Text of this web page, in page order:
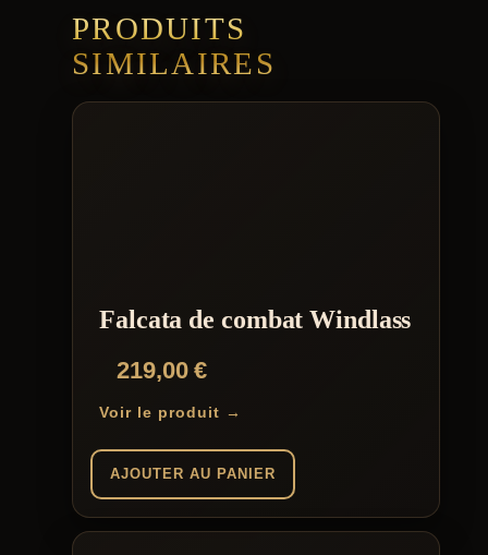
PRODUITS
SIMILAIRES
Falcata de combat Windlass
219,00€
Voir le produit →
AJOUTER AU PANIER